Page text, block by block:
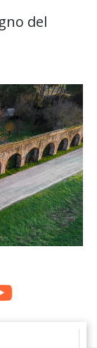
del